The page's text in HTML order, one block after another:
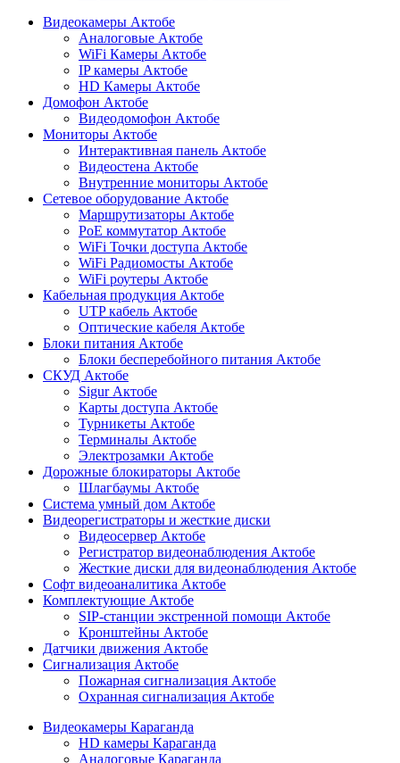
Видеокамеры Актобе
Аналоговые Актобе
WiFi Камеры Актобе
IP камеры Актобе
HD Камеры Актобе
Домофон Актобе
Видеодомофон Актобе
Мониторы Актобе
Интерактивная панель Актобе
Видеостена Актобе
Внутренние мониторы Актобе
Сетевое оборудование Актобе
Маршрутизаторы Актобе
PoE коммутатор Актобе
WiFi Точки доступа Актобе
WiFi Радиомосты Актобе
WiFi роутеры Актобе
Кабельная продукция Актобе
UTP кабель Актобе
Оптические кабеля Актобе
Блоки питания Актобе
Блоки бесперебойного питания Актобе
СКУД Актобе
Sigur Актобе
Карты доступа Актобе
Турникеты Актобе
Терминалы Актобе
Электрозамки Актобе
Дорожные блокираторы Актобе
Шлагбаумы Актобе
Система умный дом Актобе
Видеорегистраторы и жесткие диски
Видеосервер Актобе
Регистратор видеонаблюдения Актобе
Жесткие диски для видеонаблюдения Актобе
Софт видеоаналитика Актобе
Комплектующие Актобе
SIP-станции экстренной помощи Актобе
Кронштейны Актобе
Датчики движения Актобе
Сигнализация Актобе
Пожарная сигнализация Актобе
Охранная сигнализация Актобе
Видеокамеры Караганда
HD камеры Караганда
Аналоговые Караганда